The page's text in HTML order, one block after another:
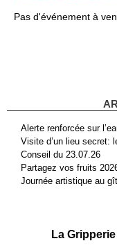
Pas d'événement à
Alerte renforcée sur
Visite d’un lieu secret:
Conseil du 23.07.26
Partagez vos fruits
Journée artistique au
La